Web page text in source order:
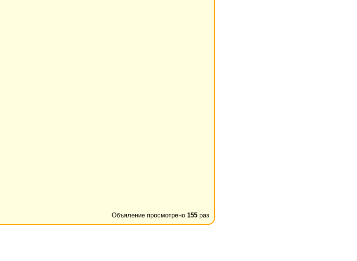
Объяление просмотрено 155 раз